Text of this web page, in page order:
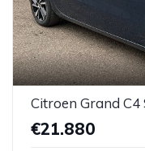
€21.880